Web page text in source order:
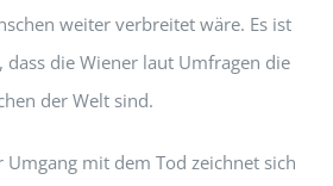
weiter verbreitet wäre. Es ist
die Wiener laut Umfragen die
der Welt sind.
Umgang mit dem Tod zeichnet sich